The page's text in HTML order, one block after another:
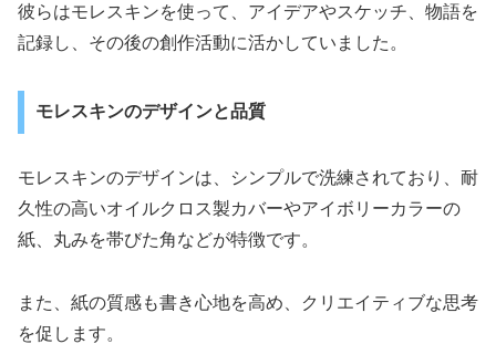
彼らはモレスキンを使って、アイデアやスケッチ、物語を
記録し、その後の創作活動に活かしていました。
モレスキンのデザインと品質
モレスキンのデザインは、シンプルで洗練されており、耐
久性の高いオイルクロス製カバーやアイボリーカラーの
紙、丸みを帯びた角などが特徴です。
また、紙の質感も書き心地を高め、クリエイティブな思考
を促します。